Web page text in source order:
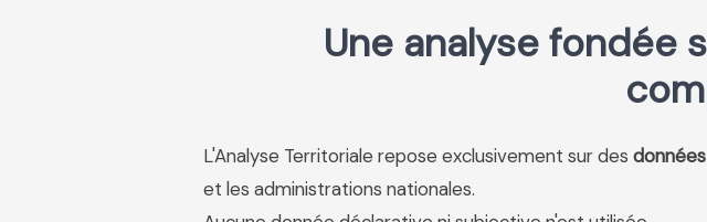
Une analyse fondée
L'Analyse Territoriale repose exclusivement sur des
et les administrations nationales.